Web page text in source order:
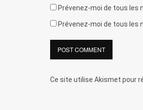
Prévenez-moi de tous les
Prévenez-moi de tous les
Ce site utilise Akismet pour